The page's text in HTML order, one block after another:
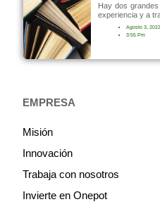
Hay dos
experiencia y a
Agosto 3, 2022
3:55 Pm
EMPRESA
Misión
Innovación
Trabaja con nosotros
Invierte en Onepot